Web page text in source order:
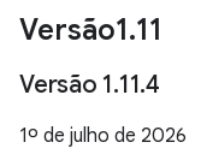
Versão1.11
Versão 1.11.4
1º de julho de 2026